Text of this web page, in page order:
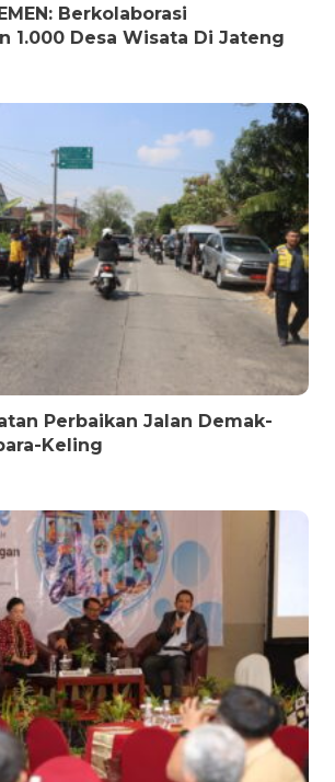
Berkolaborasi
1.000 Desa Wisata Di Jateng
Perbaikan Jalan Demak-
Keling